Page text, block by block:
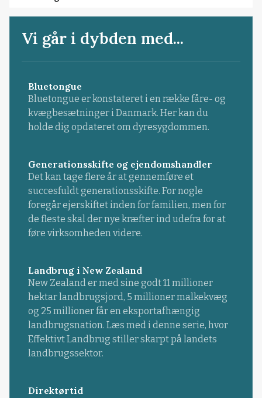
Vi går i dybden med...
Bluetongue
Bluetongue er konstateret i en række fåre- og
kvægbesætninger i Danmark. Her kan du
holde dig opdateret om dyresygdommen.
Generationsskifte og ejendomshandler
Det kan tage flere år at gennemføre et
succesfuldt generationsskifte. For nogle
foregår ejerskiftet inden for familien, men for
de fleste skal der nye kræfter ind udefra for at
føre virksomheden videre.
Landbrug i New Zealand
New Zealand er med sine godt 11 millioner
hektar landbrugsjord, 5 millioner malkekvæg
og 25 millioner får en eksportafhængig
landbrugsnation. Læs med i denne serie, hvor
Effektivt Landbrug stiller skarpt på landets
landbrugssektor.
Direktørtid